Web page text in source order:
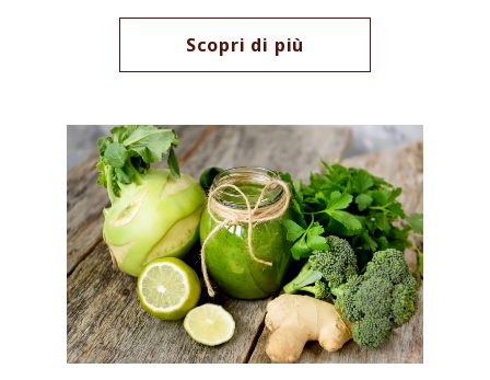
Scopri di più